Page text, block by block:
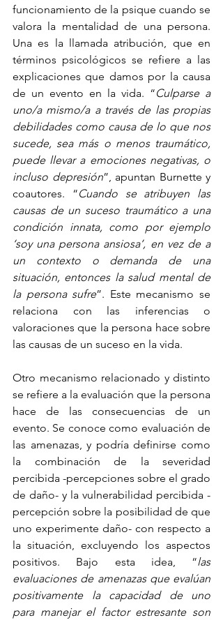
funcionamiento de la psique cuando se
valora la mentalidad de una persona.
Una es la llamada atribución, que en
términos psicológicos se refiere a las
explicaciones que damos por la causa
de un evento en la vida. “Culparse a
uno/a mismo/a a través de las propias
debilidades como causa de lo que nos
sucede, sea más o menos traumático,
puede llevar a emociones negativas, o
incluso depresión”, apuntan Burnette y
coautores. “Cuando se atribuyen las
causas de un suceso traumático a una
condición innata, como por ejemplo
‘soy una persona ansiosa’, en vez de a
un contexto o demanda de una
situación, entonces la salud mental de
la persona sufre”. Este mecanismo se
relaciona con las inferencias o
valoraciones que la persona hace sobre
las causas de un suceso en la vida.
Otro mecanismo relacionado y distinto
se refiere a la evaluación que la persona
hace de las consecuencias de un
evento. Se conoce como evaluación de
las amenazas, y podría definirse como
la combinación de la severidad
percibida -percepciones sobre el grado
de daño- y la vulnerabilidad percibida -
percepción sobre la posibilidad de que
uno experimente daño- con respecto a
la situación, excluyendo los aspectos
positivos. Bajo esta idea, “las
evaluaciones de amenazas que evalúan
positivamente la capacidad de uno
para manejar el factor estresante son